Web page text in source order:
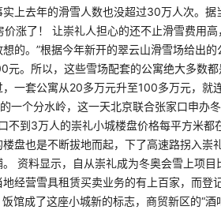
上去年的滑雪人数也没超过30万人次。
涨了！ 让崇礼人担心的还不止滑雪费用
的。”根据今年新开的翠云山滑雪场给出
元。所以，这些雪场配套的公寓绝大多数
一套公寓从20多万元升至100多万元，就
一个分水岭，这一天北京联合张家口申办
不到3万人的崇礼小城楼盘价格每平方米都
盘也是不断拔地而起，下了高速路拐入崇
资料显示，自从崇礼成为冬奥会雪上项
经营雪具租赁买卖业务的有上百家，而登
馆成了这座小城新的标志，商贸新区的“